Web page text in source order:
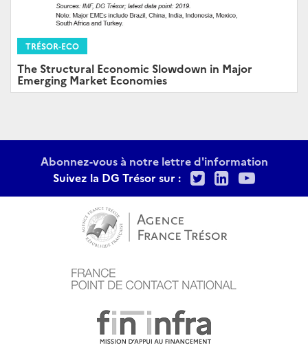
TRÉSOR-ECO
The Structural Economic Slowdown in Major
Emerging Market Economies
Abonnez-vous à notre lettre d'information
Suivez la DG Trésor sur :
TwitterLinkedIn